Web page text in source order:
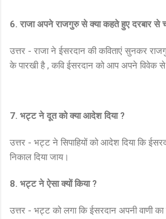
6. राजा अपने राजगुरु से क्या कहते हुए दरबार से
उत्तर - राजा ने ईसरदान की कविताएं सुनकर
के पारखी है , कवि ईसरदान को आप अपने विवेक
7. भट्ट ने दूत को क्या आदेश दिया ?
उत्तर - भट्ट ने सिपाहियों को आदेश दिया कि
निकाल दिया जाय।
8. भट्ट ने ऐसा क्यों किया ?
उत्तर - भट्ट को लगा कि ईसरदान अपनी वाणी